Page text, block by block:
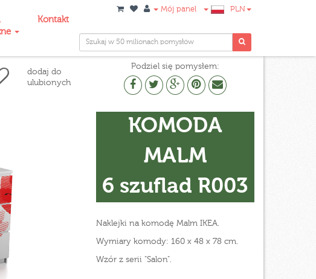
Kontakt
Mój panel PLN
dodaj do
ulubionych
Podziel się pomysłem:
KOMODA
MALM
6 szuflad R003
Naklejki na komodę Malm IKEA.
Wymiary komody: 160 x 48 x 78 cm.
Wzór z serii "Salon".